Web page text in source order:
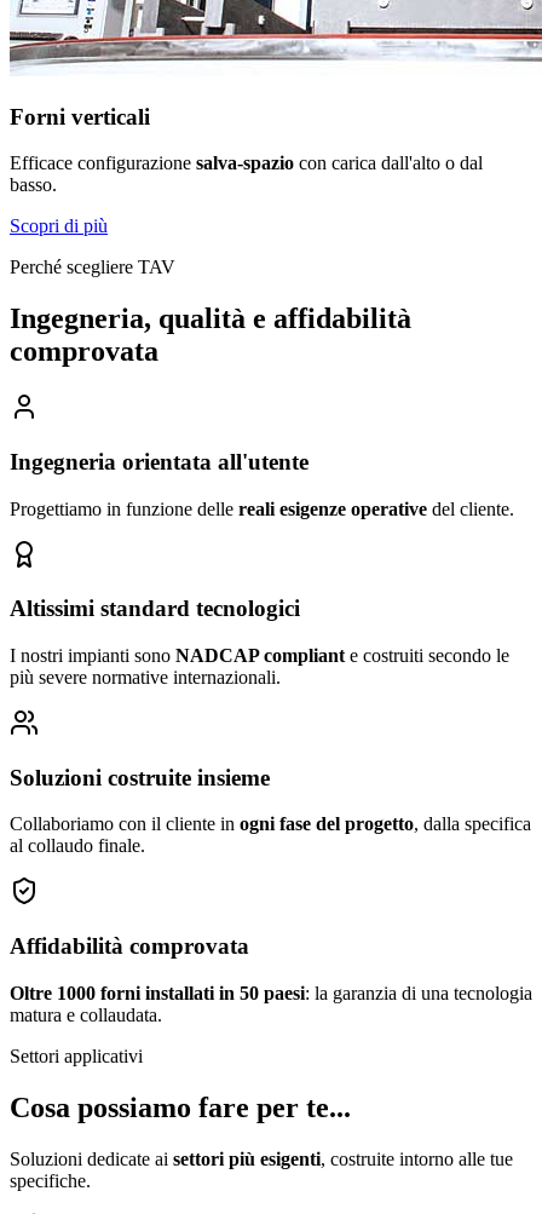
Forni verticali
Efficace configurazione salva-spazio con carica dall'alto o dal
basso.
Scopri di più
Perché scegliere TAV
Ingegneria, qualità e affidabilità
comprovata
Ingegneria orientata all'utente
Progettiamo in funzione delle reali esigenze operative del cliente.
Altissimi standard tecnologici
I nostri impianti sono NADCAP compliant e costruiti secondo le
più severe normative internazionali.
Soluzioni costruite insieme
Collaboriamo con il cliente in ogni fase del progetto, dalla specifica
al collaudo finale.
Affidabilità comprovata
Oltre 1000 forni installati in 50 paesi: la garanzia di una tecnologia
matura e collaudata.
Settori applicativi
Cosa possiamo fare per te...
Soluzioni dedicate ai settori più esigenti, costruite intorno alle tue
specifiche.